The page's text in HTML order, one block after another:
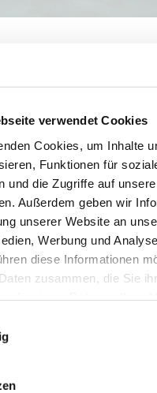
verwendet Cookies
Cookies, um Inhalte
Funktionen für
und die Zugriffe auf
Außerdem geben wir
unserer Website an
Werbung und
diese Informationen
zusammen, die Sie
31.
Uhr
Barth,